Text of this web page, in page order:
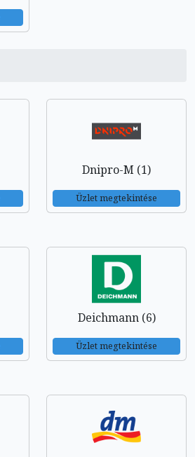
Dnipro-M (1)
Üzlet megtekintése
Deichmann (6)
Üzlet megtekintése